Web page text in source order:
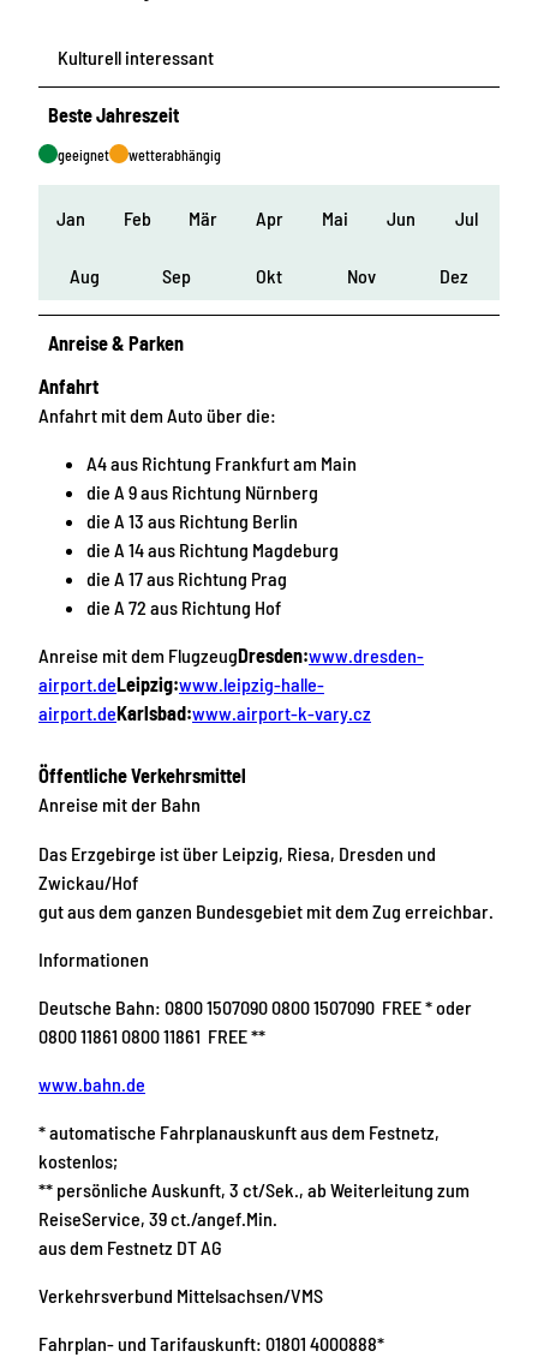
Kulturell interessant
Beste Jahreszeit
geeignet wetterabhängig
Jan Feb Mär Apr Mai Jun Jul
Aug Sep Okt Nov Dez
Anreise & Parken
Anfahrt
Anfahrt mit dem Auto über die:
A4 aus Richtung Frankfurt am Main
die A 9 aus Richtung Nürnberg
die A 13 aus Richtung Berlin
die A 14 aus Richtung Magdeburg
die A 17 aus Richtung Prag
die A 72 aus Richtung Hof
Anreise mit dem FlugzeugDresden:www.dresden-
airport.deLeipzig:www.leipzig-halle-
airport.deKarlsbad:www.airport-k-vary.cz
Öffentliche Verkehrsmittel
Anreise mit der Bahn
Das Erzgebirge ist über Leipzig, Riesa, Dresden und
Zwickau/Hof
gut aus dem ganzen Bundesgebiet mit dem Zug erreichbar.
Informationen
Deutsche Bahn: 0800 1507090 0800 1507090 FREE * oder
0800 11861 0800 11861 FREE **
www.bahn.de
* automatische Fahrplanauskunft aus dem Festnetz,
kostenlos;
** persönliche Auskunft, 3 ct/Sek., ab Weiterleitung zum
ReiseService, 39 ct./angef.Min.
aus dem Festnetz DT AG
Verkehrsverbund Mittelsachsen/VMS
Fahrplan- und Tarifauskunft: 01801 4000888*